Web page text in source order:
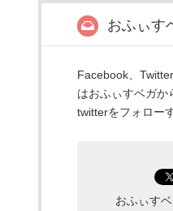
おふぃす
Facebook、
はおふぃすベガか
twitterをフォロー
おふぃす